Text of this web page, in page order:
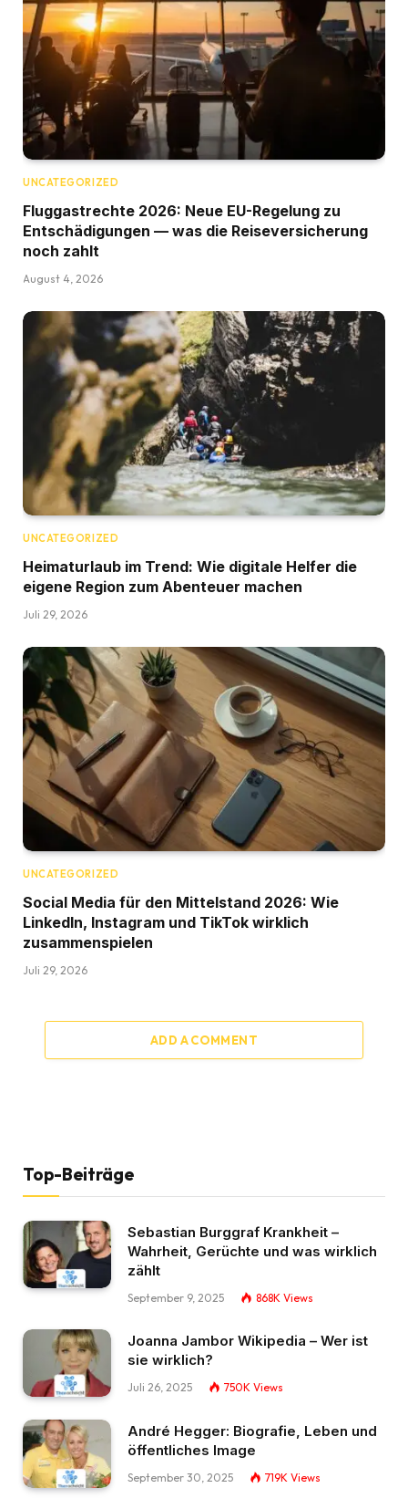
UNCATEGORIZED
Fluggastrechte 2026: Neue EU-Regelung zu
Entschädigungen — was die Reiseversicherung
noch zahlt
August 4, 2026
UNCATEGORIZED
Heimaturlaub im Trend: Wie digitale Helfer die
eigene Region zum Abenteuer machen
Juli 29, 2026
UNCATEGORIZED
Social Media für den Mittelstand 2026: Wie
LinkedIn, Instagram und TikTok wirklich
zusammenspielen
Juli 29, 2026
ADD A COMMENT
Top-Beiträge
Sebastian Burggraf Krankheit –
Wahrheit, Gerüchte und was wirklich
zählt
September 9, 2025 868K Views
Joanna Jambor Wikipedia – Wer ist
sie wirklich?
Juli 26, 2025 750K Views
André Hegger: Biografie, Leben und
öffentliches Image
September 30, 2025 719K Views